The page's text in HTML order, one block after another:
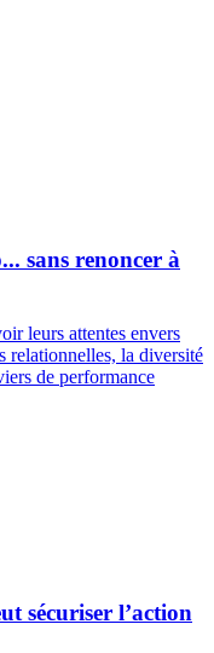
sans renoncer à
leurs attentes envers
relationnelles, la diversité
de performance
sécuriser l’action